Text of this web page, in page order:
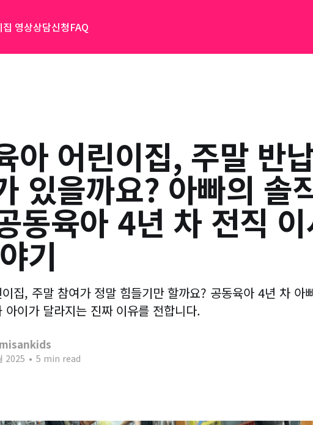
집 영상상담신청FAQ
아 어린이집, 주말 반
있을까요? 아빠의 솔
동육아 4년 차 전직
기
집, 주말 참여가 정말 힘들기만 할까요? 공동육아 4년 차 아
아이가 달라지는 진짜 이유를 전합니다.
2025 • 5 min read